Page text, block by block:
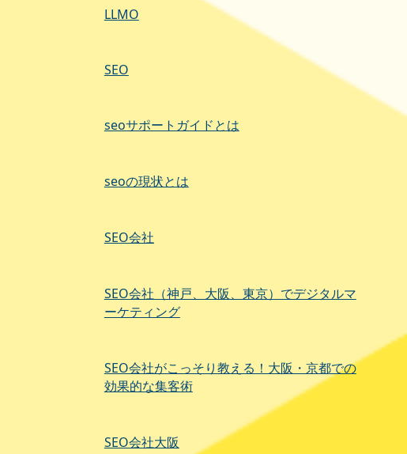
LLMO
SEO
seoサポートガイドとは
seoの現状とは
SEO会社
SEO会社（神戸、大阪、東京）でデジタルマ
ーケティング
SEO会社がこっそり教える！大阪・京都での
効果的な集客術
SEO会社大阪